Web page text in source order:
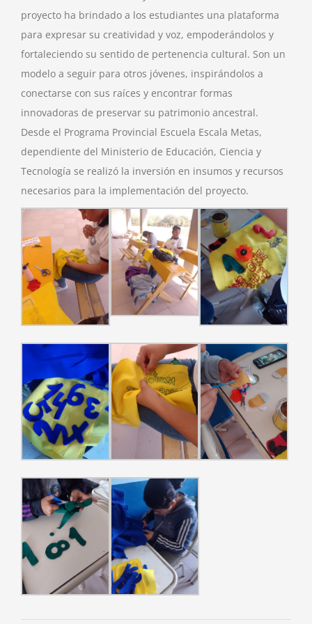
proyecto ha brindado a los estudiantes una plataforma
para expresar su creatividad y voz, empoderándolos y
fortaleciendo su sentido de pertenencia cultural. Son un
modelo a seguir para otros jóvenes, inspirándolos a
conectarse con sus raíces y encontrar formas
innovadoras de preservar su patrimonio ancestral.
Desde el Programa Provincial Escuela Escala Metas,
dependiente del Ministerio de Educación, Ciencia y
Tecnología se realizó la inversión en insumos y recursos
necesarios para la implementación del proyecto.